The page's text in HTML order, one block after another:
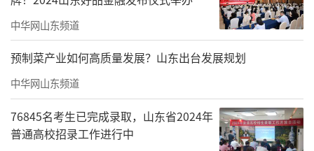
中华网山东频道
预制菜产业如何高质量发展？山东出台发展规划
中华网山东频道
76845名考生已完成录取，山东省2024年
普通高校招录工作进行中